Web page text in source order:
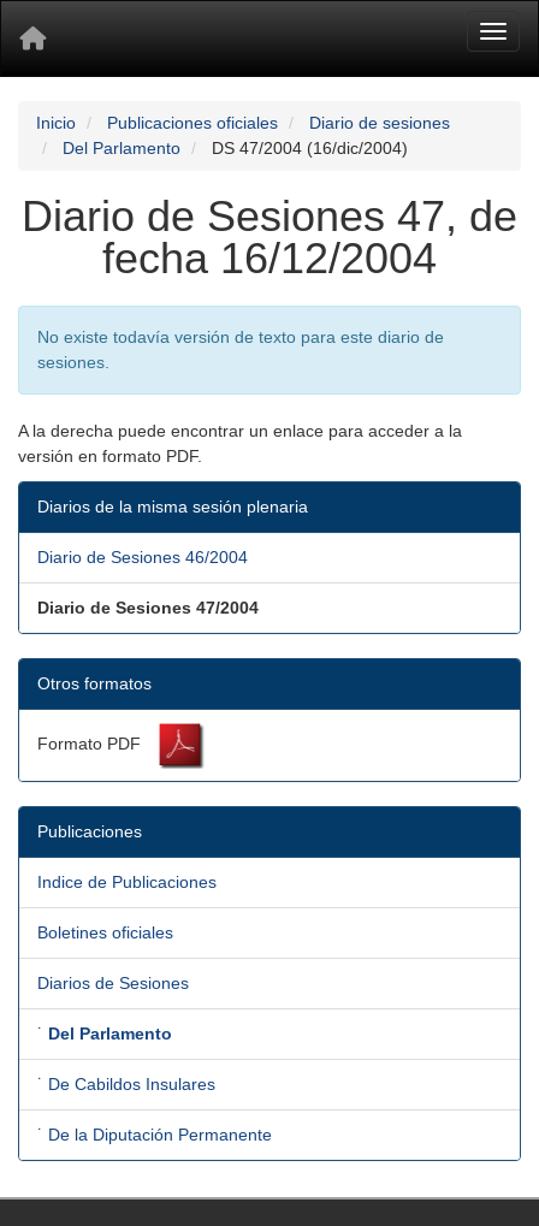
Inicio Publicaciones oficiales
Diario de sesiones
Del Parlamento
DS 47/2004 (16/dic/2004)
Diario de Sesiones 47, de
fecha 16/12/2004
No existe todavía versión de texto para este diario de
sesiones.
A la derecha puede encontrar un enlace para acceder a la
versión en formato PDF.
Diarios de la misma sesión plenaria
Diario de Sesiones 46/2004
Diario de Sesiones 47/2004
Otros formatos
Formato PDF
Publicaciones
Indice de Publicaciones
Boletines oficiales
Diarios de Sesiones
˙ Del Parlamento
˙ De Cabildos Insulares
˙ De la Diputación Permanente